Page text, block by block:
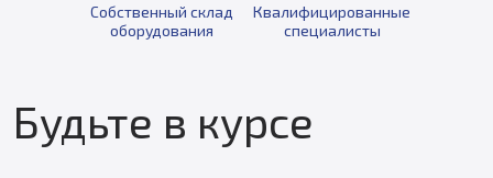
Собственный склад
оборудования
Квалифицированные
специалисты
Будьте в курсе